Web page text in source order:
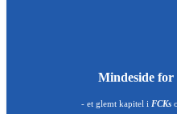
Mindeside
- et glemt kapitel i FCKs